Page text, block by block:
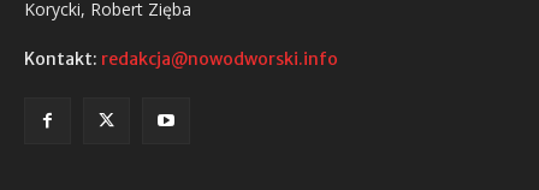
Korycki, Robert Zięba
Kontakt: redakcja@nowodworski.info